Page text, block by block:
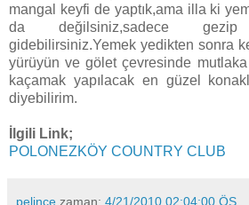
mangal keyfi de yaptık,ama illa ki
da değilsiniz,sadece
gidebilirsiniz.Yemek yedikten sonra
yürüyün ve gölet çevresinde mutlaka
kaçamak yapılacak en güzel
diyebilirim.
İlgili Link;
POLONEZKÖY COUNTRY CLUB
pelince zaman: 4/21/2010 02:04:00 ÖS